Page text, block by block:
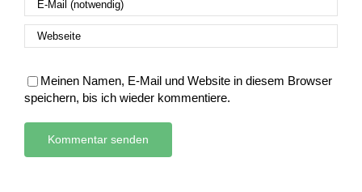
Meinen Namen, E-Mail und Website in diesem Browser
speichern, bis ich wieder kommentiere.